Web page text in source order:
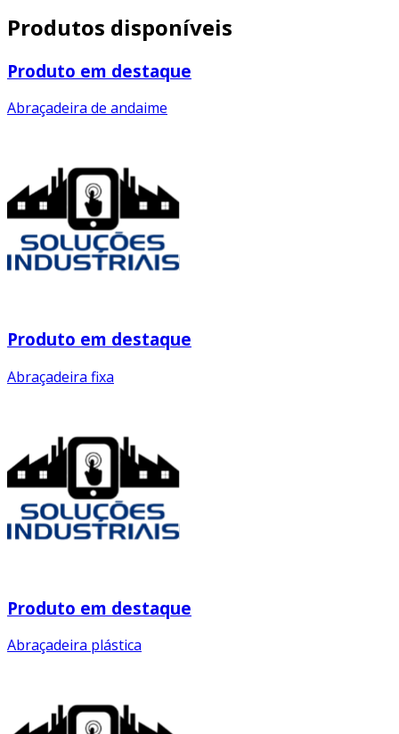
Produtos disponíveis
Produto em destaque
Abraçadeira de andaime
Produto em destaque
Abraçadeira fixa
Produto em destaque
Abraçadeira plástica